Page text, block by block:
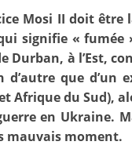
Mosi II doit
signifie « fumée
Durban, à l’Est,
d’autre que d’un
Afrique du Sud),
en Ukraine.
mauvais moment.